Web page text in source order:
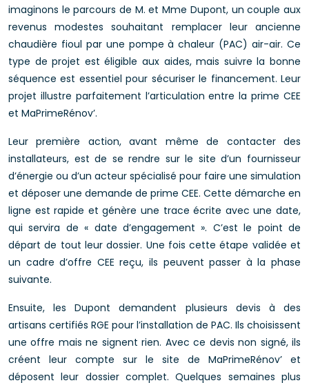
imaginons le parcours de M. et Mme Dupont, un couple aux
revenus modestes souhaitant remplacer leur ancienne
chaudière fioul par une pompe à chaleur (PAC) air-air. Ce
type de projet est éligible aux aides, mais suivre la bonne
séquence est essentiel pour sécuriser le financement. Leur
projet illustre parfaitement l’articulation entre la prime CEE
et MaPrimeRénov’.
Leur première action, avant même de contacter des
installateurs, est de se rendre sur le site d’un fournisseur
d’énergie ou d’un acteur spécialisé pour faire une simulation
et déposer une demande de prime CEE. Cette démarche en
ligne est rapide et génère une trace écrite avec une date,
qui servira de « date d’engagement ». C’est le point de
départ de tout leur dossier. Une fois cette étape validée et
un cadre d’offre CEE reçu, ils peuvent passer à la phase
suivante.
Ensuite, les Dupont demandent plusieurs devis à des
artisans certifiés RGE pour l’installation de PAC. Ils choisissent
une offre mais ne signent rien. Avec ce devis non signé, ils
créent leur compte sur le site de MaPrimeRénov’ et
déposent leur dossier complet. Quelques semaines plus